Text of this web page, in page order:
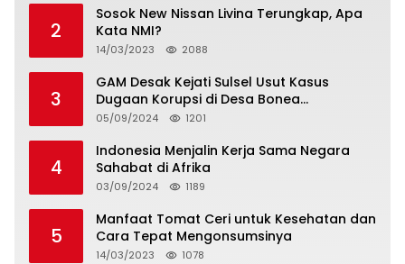
2
Sosok New Nissan Livina Terungkap, Apa
Kata NMI?
14/03/2023 2088
3
GAM Desak Kejati Sulsel Usut Kasus
Dugaan Korupsi di Desa Bonea
Kabupeten Kepulauan Selayar
05/09/2024 1201
4
Indonesia Menjalin Kerja Sama Negara
Sahabat di Afrika
03/09/2024 1189
5
Manfaat Tomat Ceri untuk Kesehatan dan
Cara Tepat Mengonsumsinya
14/03/2023 1078